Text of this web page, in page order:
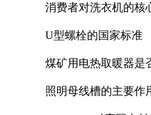
消费者对洗衣机的核
U型螺栓的国家标准
煤矿用电热取暖器是
照明母线槽的主要作